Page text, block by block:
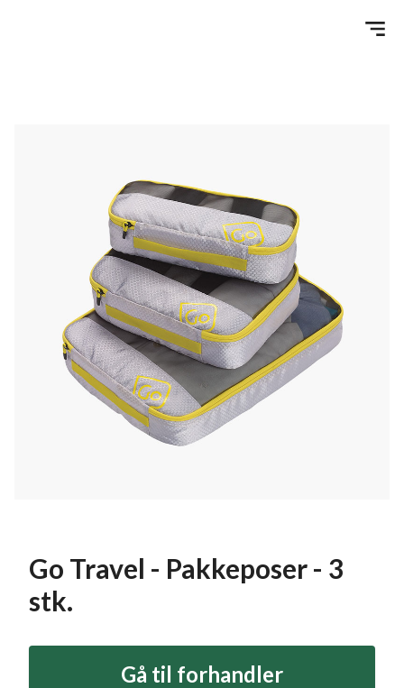
Go Travel - Pakkeposer - 3
stk.
Gå til forhandler